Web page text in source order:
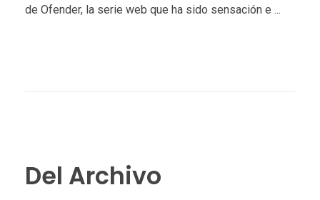
de Ofender, la serie web que ha sido sensación e ...
Del Archivo